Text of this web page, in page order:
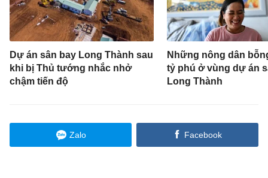
Dự án sân bay Long Thành sau
khi bị Thủ tướng nhắc nhở
chậm tiến độ
Những nông dân
tỷ phú ở vùng dự án
Long Thành
Zalo Facebook